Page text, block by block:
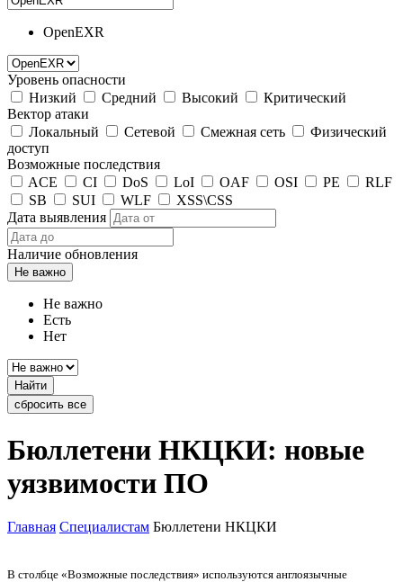
OpenEXR
Уровень опасности
Низкий
Средний Высокий
Критический
Вектор атаки
Локальный
Сетевой Смежная сеть
Физический
доступ
Возможные последствия
ACE
CI DoS LoI OAF OSI PE
RLF
SB
SUI WLF
XSS\CSS
Дата выявления
Наличие обновления
Не важно
Не важно
Есть
Нет
Найти
сбросить все
Бюллетени НКЦКИ: новые
уязвимости ПО
Главная Специалистам Бюллетени НКЦКИ
В столбце «Возможные последствия» используются англоязычные